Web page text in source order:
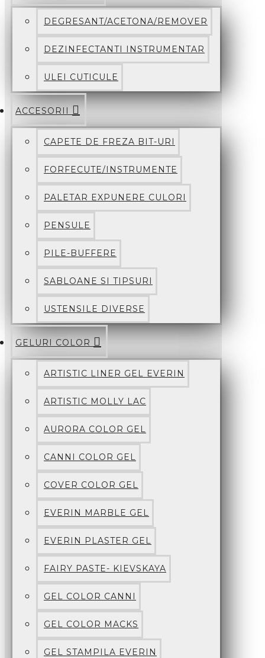
DEGRESANT/ACETONA/REMOVER
DEZINFECTANTI INSTRUMENTAR
ULEI CUTICULE
ACCESORII
CAPETE DE FREZA BIT-URI
FORFECUTE/INSTRUMENTE
PALETAR EXPUNERE CULORI
PENSULE
PILE-BUFFERE
SABLOANE SI TIPSURI
USTENSILE DIVERSE
GELURI COLOR
ARTISTIC LINER GEL EVERIN
ARTISTIC MOLLY LAC
AURORA COLOR GEL
CANNI COLOR GEL
COVER COLOR GEL
EVERIN MARBLE GEL
EVERIN PLASTER GEL
FAIRY PASTE- KIEVSKAYA
GEL COLOR CANNI
GEL COLOR MACKS
GEL STAMPILA EVERIN